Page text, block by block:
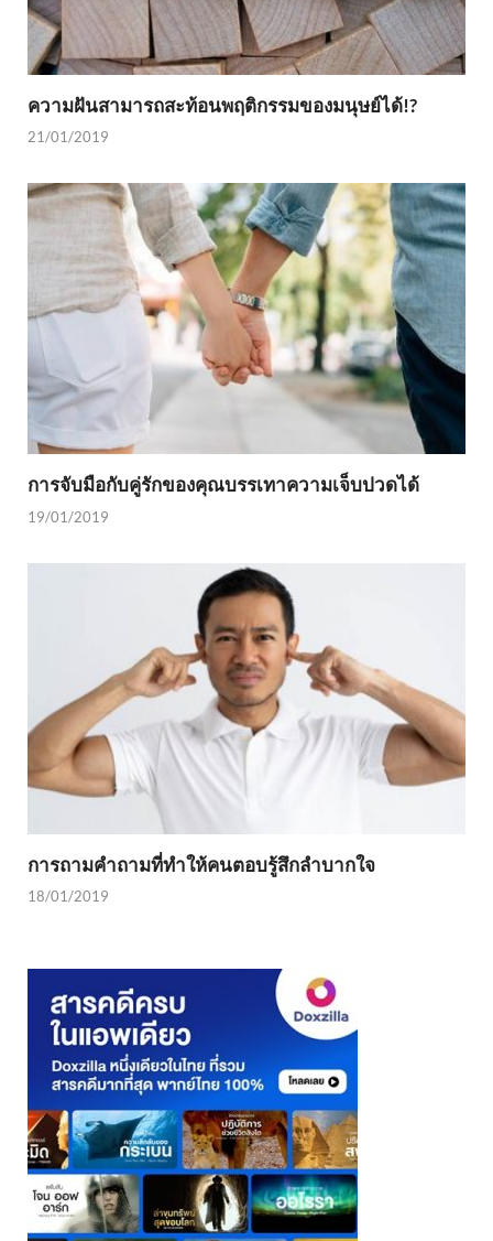
ความฝันสามารถสะท้อนพฤติกรรมของมนุษย์ได้!?
21/01/2019
การจับมือกับคู่รักของคุณบรรเทาความเจ็บปวดได้
19/01/2019
การถามคำถามที่ทำให้คนตอบรู้สึกลำบากใจ
18/01/2019